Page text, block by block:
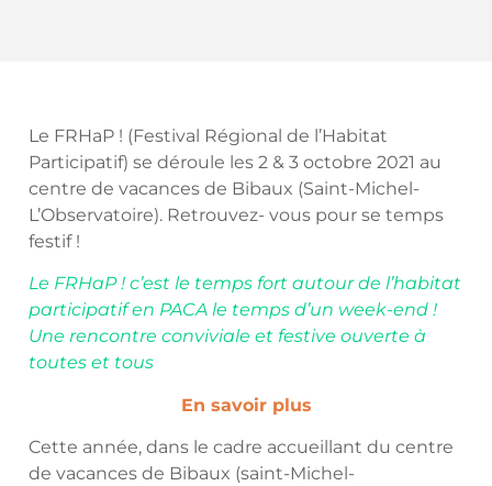
Le FRHaP ! (Festival Régional de l’Habitat
Participatif) se déroule les 2 & 3 octobre 2021 au
centre de vacances de Bibaux (Saint-Michel-
L’Observatoire). Retrouvez- vous pour se temps
festif !
Le FRHaP ! c’est le temps fort autour de l’habitat
participatif en PACA le temps d’un week-end !
Une rencontre conviviale et festive ouverte à
toutes et tous
En savoir plus
Cette année, dans le cadre accueillant du centre
de vacances de Bibaux (saint-Michel-